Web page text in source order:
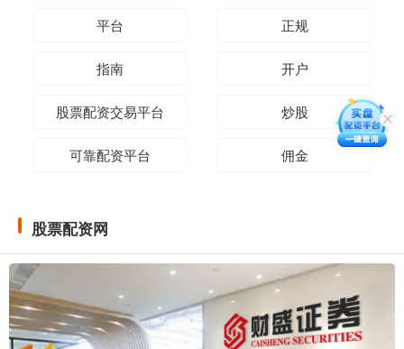
平台 正规
指南 开户
股票配资交易平台 炒股
可靠配资平台 佣金
股票配资网